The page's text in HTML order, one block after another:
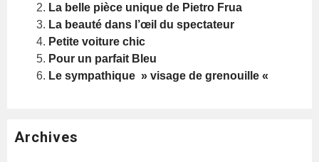
La belle pièce unique de Pietro Frua
La beauté dans l’œil du spectateur
Petite voiture chic
Pour un parfait Bleu
Le sympathique » visage de grenouille «
Archives